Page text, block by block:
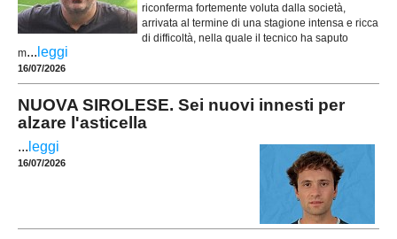
riconferma fortemente voluta dalla società,
arrivata al termine di una stagione intensa e ricca
di difficoltà, nella quale il tecnico ha saputo
m... leggi
16/07/2026
NUOVA SIROLESE. Sei nuovi innesti per
alzare l'asticella
... leggi
16/07/2026